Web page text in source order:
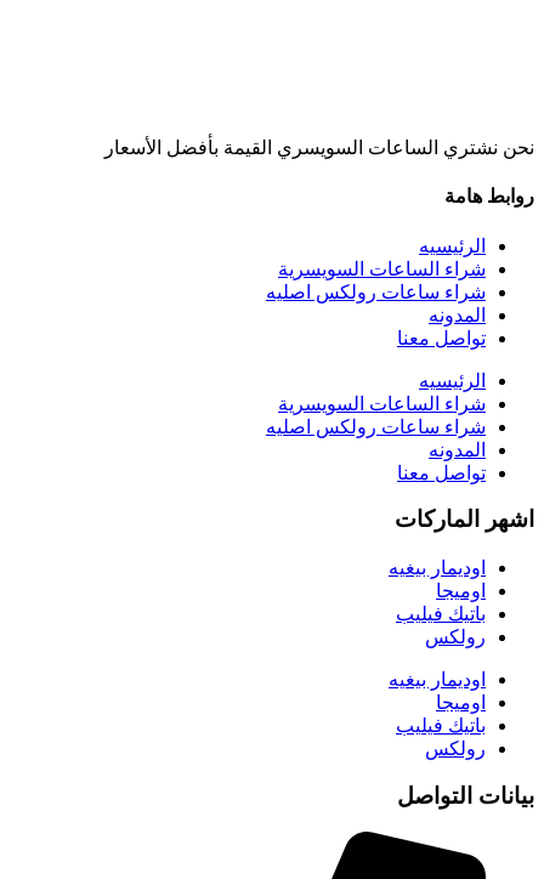
نحن نشتري الساعات السويسري القيمة بأفضل الأسعار
روابط هامة
الرئيسيه
شراء الساعات السويسرية
شراء ساعات رولكس اصليه
المدونه
تواصل معنا
الرئيسيه
شراء الساعات السويسرية
شراء ساعات رولكس اصليه
المدونه
تواصل معنا
اشهر الماركات
اوديمار بيغيه
اوميجا
باتيك فيليب
رولكس
اوديمار بيغيه
اوميجا
باتيك فيليب
رولكس
بيانات التواصل